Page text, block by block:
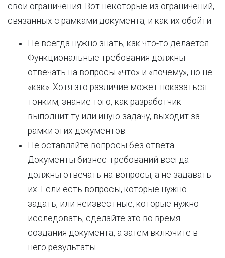
свои ограничения. Вот некоторые из ограничений,
связанных с рамками документа, и как их обойти.
Не всегда нужно знать, как что-то делается.
Функциональные требования должны
отвечать на вопросы «что» и «почему», но не
«как». Хотя это различие может показаться
тонким, знание того, как разработчик
выполнит ту или иную задачу, выходит за
рамки этих документов.
Не оставляйте вопросы без ответа.
Документы бизнес-требований всегда
должны отвечать на вопросы, а не задавать
их. Если есть вопросы, которые нужно
задать, или неизвестные, которые нужно
исследовать, сделайте это во время
создания документа, а затем включите в
него результаты.